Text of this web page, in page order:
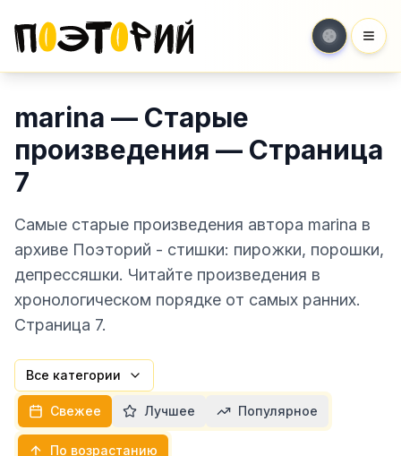
marina — Старые
произведения — Страница
7
Самые старые произведения автора marina в
архиве Поэторий - стишки: пирожки, порошки,
депрессяшки. Читайте произведения в
хронологическом порядке от самых ранних.
Страница 7.
Все категории
Свежее Лучшее Популярное
По возрастанию